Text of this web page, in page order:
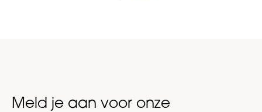
Meld je aan voor onze